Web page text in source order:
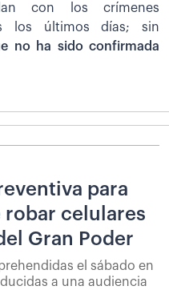
con los crímenes
los últimos días; sin
no ha sido confirmada
para
robar celulares
Gran Poder
el sábado en
a una audiencia